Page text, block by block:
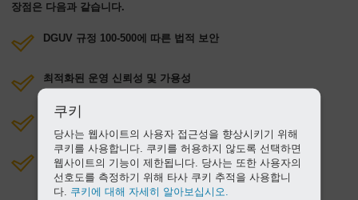
사
개
장점은 다음과 같습니다.
DGUV 규정 100-500에 따른 법적 보안
최적화된 운영 신뢰성 및 가용성
에너지 비용 절감
장기적 가치 유지
쿠키
당사는 웹사이트의 사용자 접근성을 향상시키기 위해
쿠키를 사용합니다. 쿠키를 허용하지 않도록 선택하면
웹사이트의 기능이 제한됩니다. 당사는 또한 사용자의
선호도를 측정하기 위해 타사 쿠키 추적을 사용합니
다. 쿠키에 대해 자세히 알아보십시오.